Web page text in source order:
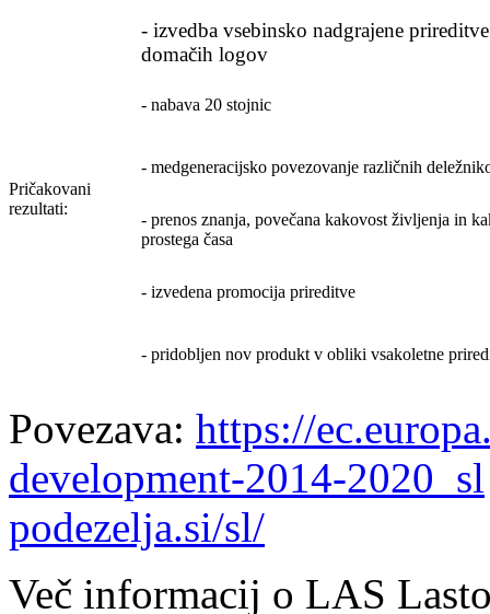
Pričakovani
rezultati:
- izvedba vsebinsko nadgrajene
domačih logov
- nabava 20 stojnic
- medgeneracijsko povezovanje različnih
- prenos znanja, povečana kakovost življenja in
prostega časa
- izvedena promocija prireditve
- pridobljen nov produkt v obliki vsakoletne
Povezava: https://
development-2014-2020_sl
podezelja.si/sl/
Več informacij o LAS